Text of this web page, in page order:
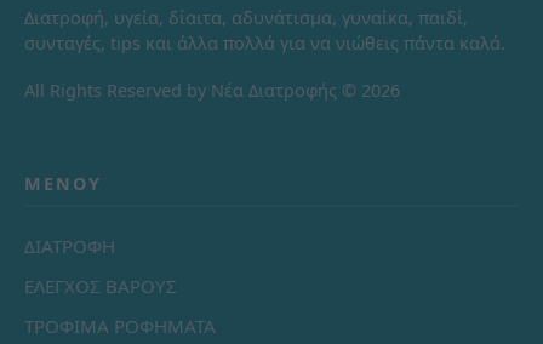
Διατροφή, υγεία, δίαιτα, αδυνάτισμα, γυναίκα, παιδί,
συνταγές, tips και άλλα πολλά για να νιώθεις πάντα καλά.
All Rights Reserved by Νέα Διατροφής © 2026
ΜΕΝΟΎ
ΔΙΑΤΡΟΦΗ
ΕΛΕΓΧΟΣ ΒΑΡΟΥΣ
ΤΡΟΦΙΜΑ ΡΟΦΗΜΑΤΑ